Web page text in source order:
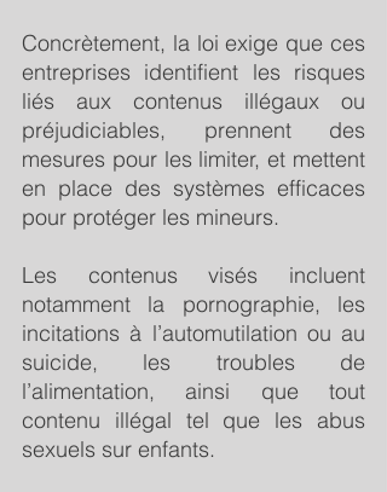
Concrètement, la loi exige que ces
entreprises identifient les risques
liés aux contenus illégaux ou
préjudiciables, prennent des
mesures pour les limiter, et mettent
en place des systèmes efficaces
pour protéger les mineurs.
Les contenus visés incluent
notamment la pornographie, les
incitations à l’automutilation ou au
suicide, les troubles de
l’alimentation, ainsi que tout
contenu illégal tel que les abus
sexuels sur enfants.